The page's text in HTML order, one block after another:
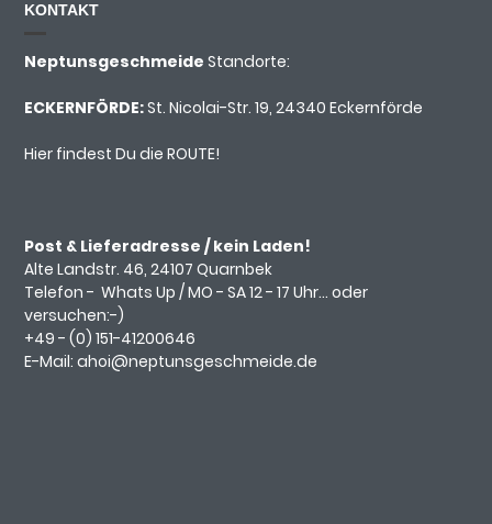
KONTAKT
NeptunsgeschmeideStandorte:
ECKERNFÖRDE:St. Nicolai-Str. 19, 24340 Eckernförde
Hier findest Du die ROUTE!
Post & Lieferadresse / kein Laden!
Alte Landstr. 46, 24107 Quarnbek
Telefon -Whats Up / MO - SA 12 - 17 Uhr... oder
versuchen:-)
+49 - (0)151-41200646
E-Mail:ahoi@neptunsgeschmeide.de